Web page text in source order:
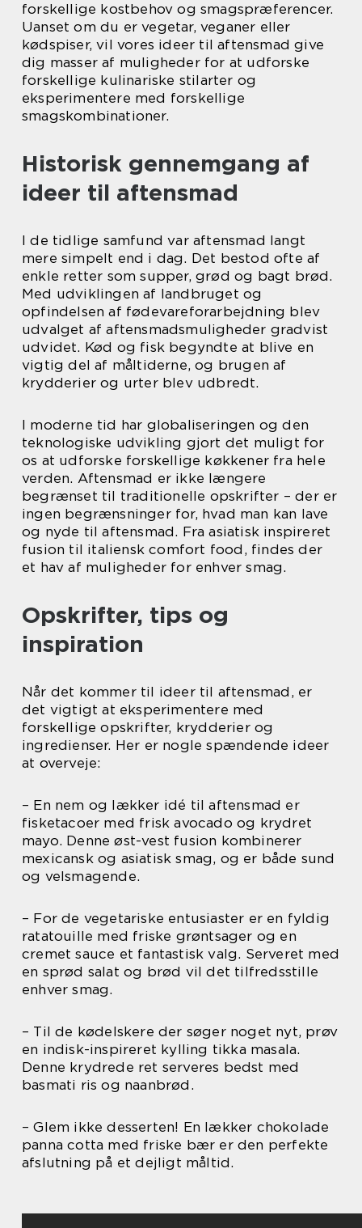
forskellige kostbehov og smagspræferencer.
Uanset om du er vegetar, veganer eller
kødspiser, vil vores ideer til aftensmad give
dig masser af muligheder for at udforske
forskellige kulinariske stilarter og
eksperimentere med forskellige
smagskombinationer.
Historisk gennemgang af
ideer til aftensmad
I de tidlige samfund var aftensmad langt
mere simpelt end i dag. Det bestod ofte af
enkle retter som supper, grød og bagt brød.
Med udviklingen af landbruget og
opfindelsen af fødevareforarbejdning blev
udvalget af aftensmadsmuligheder gradvist
udvidet. Kød og fisk begyndte at blive en
vigtig del af måltiderne, og brugen af
krydderier og urter blev udbredt.
I moderne tid har globaliseringen og den
teknologiske udvikling gjort det muligt for
os at udforske forskellige køkkener fra hele
verden. Aftensmad er ikke længere
begrænset til traditionelle opskrifter – der er
ingen begrænsninger for, hvad man kan lave
og nyde til aftensmad. Fra asiatisk inspireret
fusion til italiensk comfort food, findes der
et hav af muligheder for enhver smag.
Opskrifter, tips og
inspiration
Når det kommer til ideer til aftensmad, er
det vigtigt at eksperimentere med
forskellige opskrifter, krydderier og
ingredienser. Her er nogle spændende ideer
at overveje:
– En nem og lækker idé til aftensmad er
fisketacoer med frisk avocado og krydret
mayo. Denne øst-vest fusion kombinerer
mexicansk og asiatisk smag, og er både sund
og velsmagende.
– For de vegetariske entusiaster er en fyldig
ratatouille med friske grøntsager og en
cremet sauce et fantastisk valg. Serveret med
en sprød salat og brød vil det tilfredsstille
enhver smag.
– Til de kødelskere der søger noget nyt, prøv
en indisk-inspireret kylling tikka masala.
Denne krydrede ret serveres bedst med
basmati ris og naanbrød.
– Glem ikke desserten! En lækker chokolade
panna cotta med friske bær er den perfekte
afslutning på et dejligt måltid.